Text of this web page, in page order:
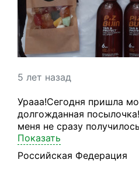
5 лет назад
Урааа!Сегодня пришла
долгожданная
меня не сразу
заказ,мне очень помогли
и Георгий,а также
имен)!🌺Всех благодарю
Показать
Российская Федерация